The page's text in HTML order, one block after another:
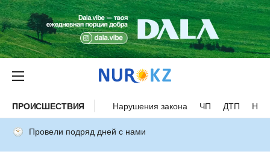
ПРОИСШЕСТВИЯ Нарушения закона ЧП ДТП
Провели подряд дней с нами